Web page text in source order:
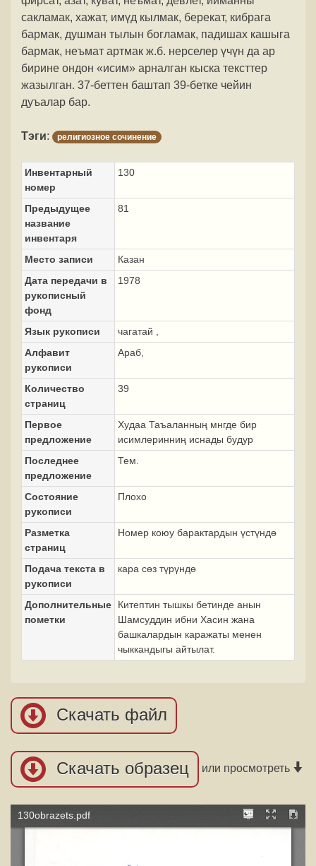
сакламак, хажат, имүд кылмак, берекат, кибрага
бармак, душман тылын богламак, падишах кашыга
бармак, неъмат артмак ж.б. нерселер үчүн да ар
бирине ондон «исим» арналган кыска тексттер
жазылган. 37-беттен баштап 39-бетке чейин
дуъалар бар.
Тэги: религиозное сочинение
Инвентарный
номер
130
Предыдущее
название
инвентаря
81
Место записи
Казан
Дата передачи в
рукописный
фонд
1978
Язык рукописи
чагатай ,
Алфавит
рукописи
Араб,
Количество
страниц
39
Первое
предложение
Худаа Таъаланның мнгде бир
исимлеринниң иснады будур
Последнее
предложение
Тем.
Состояние
рукописи
Плохо
Разметка
страниц
Номер коюу барактардын үстүндө
Подача текста в
рукописи
кара сөз түрүндө
Дополнительные
пометки
Китептин тышкы бетинде анын
Шамсуддин ибни Хасин жана
башкалардын каражаты менен
чыккандыгы айтылат.
Скачать файл
Скачать образец или просмотреть